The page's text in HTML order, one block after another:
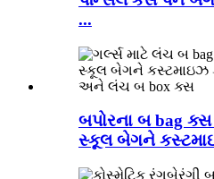
...
બપોરના બ bag
સ્કૂલ બેગને